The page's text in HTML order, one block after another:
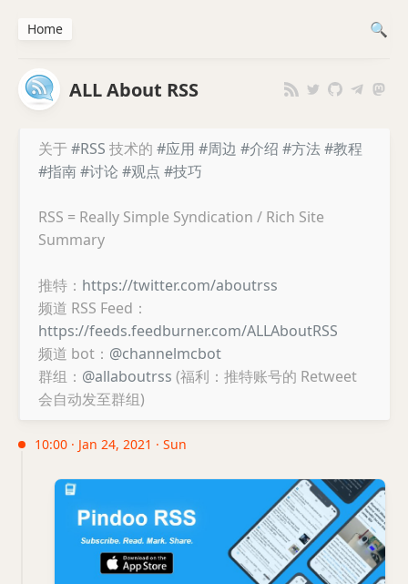
ALL About RSS
关于 #RSS 技术的 #应用 #周边 #介绍 #方法#教程
#指南#讨论 #观点 #技巧
RSS = Really Simple Syndication / Rich Site
Summary
推特： https://twitter.com/aboutrss
频道 RSS Feed：
https://feeds.feedburner.com/ALLAboutRSS
频道 bot： @channelmcbot
群组： @allaboutrss (福利：推特账号的 Retweet
会自动发至群组)
10:00 · Jan 24, 2021 · Sun
Home